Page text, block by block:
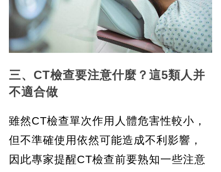
三、CT檢查要注意什麼？這5類人并
不適合做
雖然CT檢查單次作用人體危害性較小，
但不準確使用依然可能造成不利影響，
因此專家提醒CT檢查前要熟知一些注意